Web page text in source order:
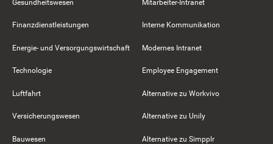
Gesundheitswesen
Finanzdienstleistungen
Energie- und Versorgungswirtschaft
Technologie
Luftfahrt
Versicherungswesen
Bauwesen
Mitarbeiter-Intranet
Interne Kommunikation
Modernes Intranet
Employee Engagement
Alternative zu Workvivo
Alternative zu Unily
Alternative zu Simpplr